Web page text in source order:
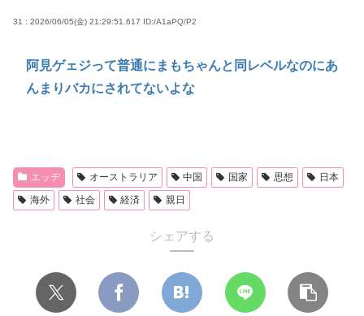
31 : 2026/06/05(金) 21:29:51.617 ID:/A1aPQ/P2
阿見ゲェジって普通にまもちゃんと同レベルなのにあ
んまりバカにされてないよな
エッヂ オーストラリア 中国 国家 思想
日本
海外
社会 経済 親日
シェアする